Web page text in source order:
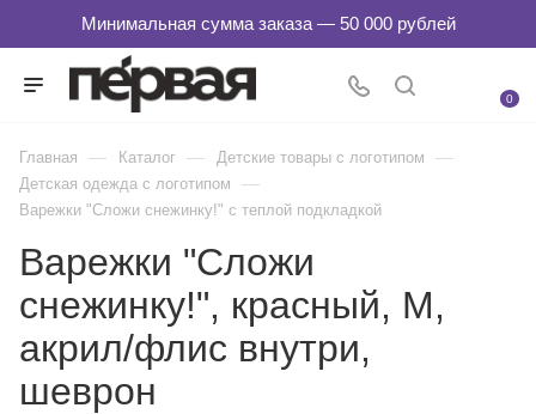
0
Главная — Каталог — Детские товары с логотипом —
Детская одежда с логотипом —
Варежки "Сложи снежинку!" с теплой подкладкой
Варежки "Сложи
снежинку!", красный, М,
акрил/флис внутри,
шеврон